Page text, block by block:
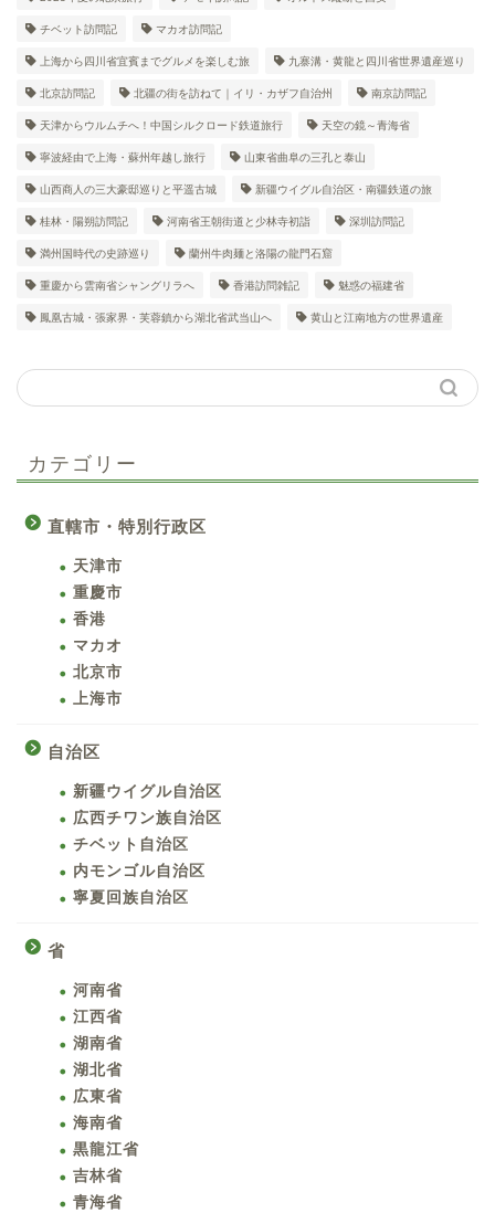
チベット訪問記 マカオ訪問記
上海から四川省宜賓までグルメを楽しむ旅 九寨溝・黄龍と四川省世界遺産巡り
北京訪問記 北疆の街を訪ねて｜イリ・カザフ自治州 南京訪問記
天津からウルムチへ！中国シルクロード鉄道旅行 天空の鏡～青海省
寧波経由で上海・蘇州年越し旅行 山東省曲阜の三孔と泰山
山西商人の三大豪邸巡りと平遥古城 新疆ウイグル自治区・南疆鉄道の旅
桂林・陽朔訪問記 河南省王朝街道と少林寺初詣 深圳訪問記
満州国時代の史跡巡り 蘭州牛肉麺と洛陽の龍門石窟
重慶から雲南省シャングリラへ 香港訪問雑記 魅惑の福建省
鳳凰古城・張家界・芙蓉鎮から湖北省武当山へ 黄山と江南地方の世界遺産
カテゴリー
直轄市・特別行政区
天津市
重慶市
香港
マカオ
北京市
上海市
自治区
新疆ウイグル自治区
広西チワン族自治区
チベット自治区
内モンゴル自治区
寧夏回族自治区
省
河南省
江西省
湖南省
湖北省
広東省
海南省
黒龍江省
吉林省
青海省